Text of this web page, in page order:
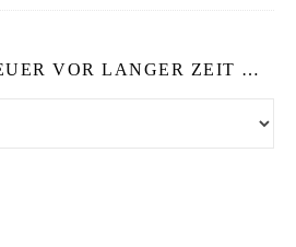
VOR LANGER ZEIT …